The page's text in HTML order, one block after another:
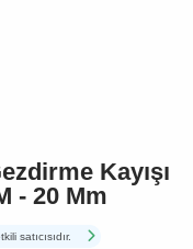
Kayışı
- 20 Mm
satıcısıdır.